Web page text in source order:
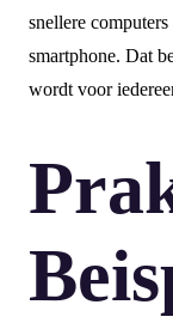
snellere
smartphone. Dat
wordt voor